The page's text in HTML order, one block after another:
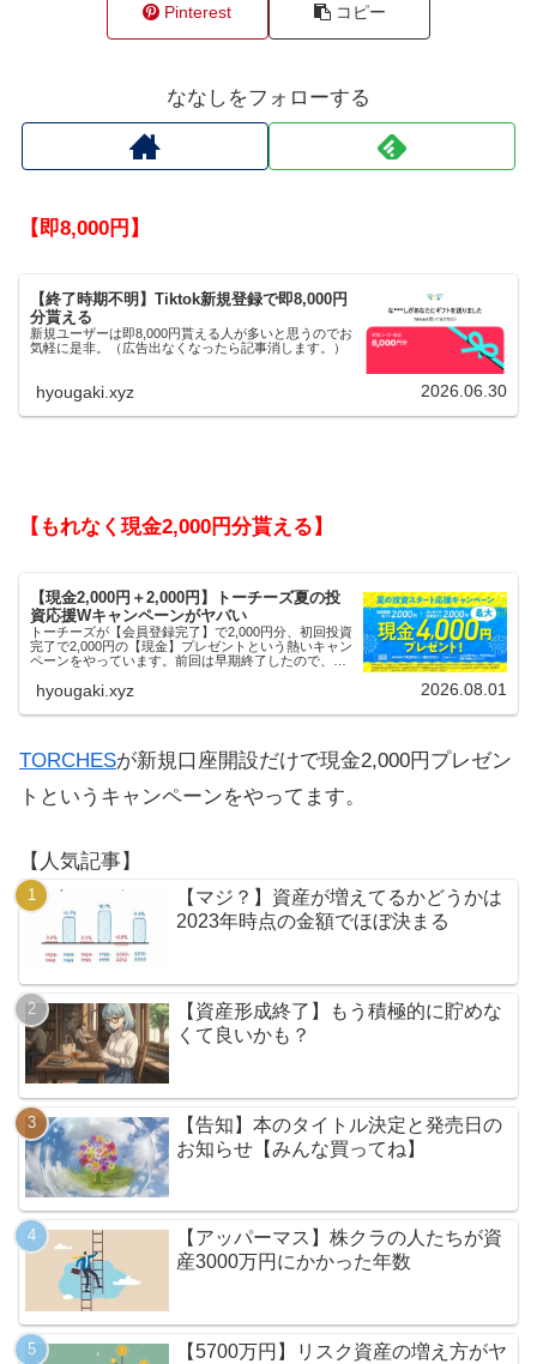
Pinterest コピー
ななしをフォローする
【即8,000円】
【終了時期不明】Tiktok新規登録で即8,000円
分貰える
新規ユーザーは即8,000円貰える人が多いと思うのでお
気軽に是非。（広告出なくなったら記事消します。）
hyougaki.xyz 2026.06.30
【もれなく現金2,000円分貰える】
【現金2,000円＋2,000円】トーチーズ夏の投
資応援Wキャンペーンがヤバい
トーチーズが【会員登録完了】で2,000円分、初回投資
完了で2,000円の【現金】プレゼントという熱いキャン
ペーンをやっています。前回は早期終了したので、使
hyougaki.xyz 2026.08.01
TORCHESが新規口座開設だけで現金2,000円プレゼン
トというキャンペーンをやってます。
【人気記事】
【マジ？】資産が増えてるかどうかは
2023年時点の金額でほぼ決まる
【資産形成終了】もう積極的に貯めな
くて良いかも？
【告知】本のタイトル決定と発売日の
お知らせ【みんな買ってね】
【アッパーマス】株クラの人たちが資
産3000万円にかかった年数
【5700万円】リスク資産の増え方がヤ